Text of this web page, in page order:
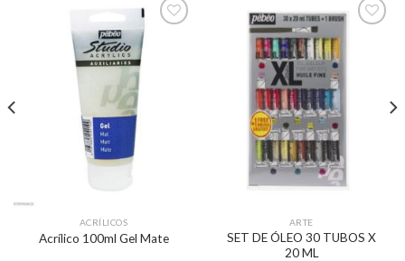
ACRÍLICOS
Acrílico 100ml Gel Mate
ARTE
SET DE ÓLEO 30 TUBOS X
20 ML